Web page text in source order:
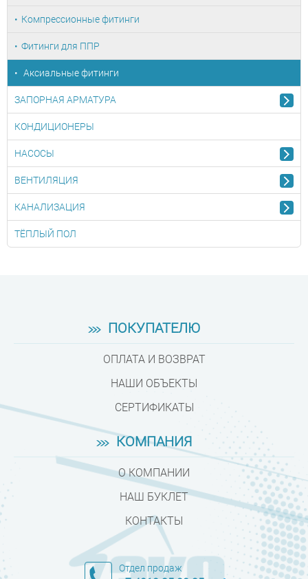
Компрессионные фитинги
Фитинги для ППР
Аксиальные фитинги
ЗАПОРНАЯ АРМАТУРА
КОНДИЦИОНЕРЫ
НАСОСЫ
ВЕНТИЛЯЦИЯ
КАНАЛИЗАЦИЯ
ТЁПЛЫЙ ПОЛ
ПОКУПАТЕЛЮ
ОПЛАТА И ВОЗВРАТ
НАШИ ОБЪЕКТЫ
СЕРТИФИКАТЫ
КОМПАНИЯ
О КОМПАНИИ
НАШ БУКЛЕТ
КОНТАКТЫ
Отдел продаж